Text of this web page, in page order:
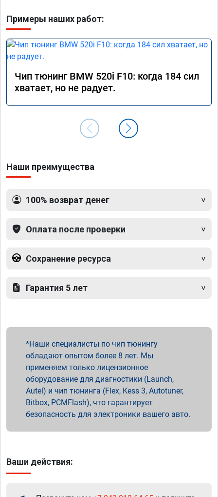
Примеры наших работ:
Чип тюнинг BMW 520i F10: когда 184 сил
хватает, но не радует.
Наши преимущества
100% возврат денег
Оплата после проверки
Сохранение ресурса
Гарантия 5 лет
Наши специалисты по чип тюнингу
обладают опытом более 8 лет. Мы
применяем только лицензионное
оборудование для диагностики (Launch,
Autel) и чип тюнинга (Flex, Kess 3, Autotuner,
Bitbox, PCMFlash), что гарантирует
безопасность для электроники вашего авто.
Ваши действия: